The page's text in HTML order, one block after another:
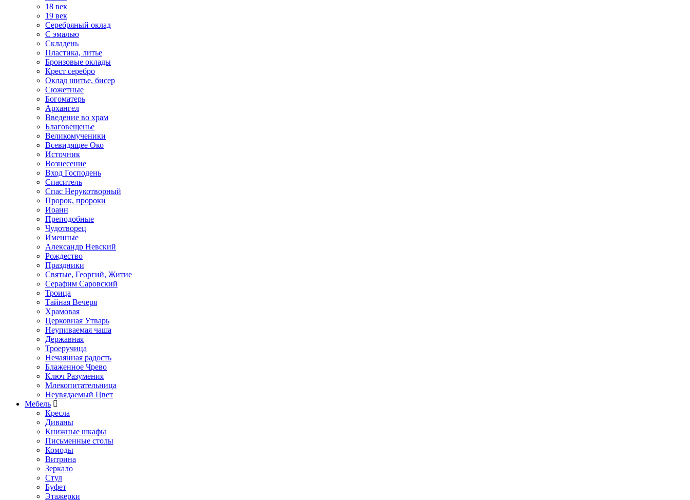
18 век
19 век
Серебряный оклад
С эмалью
Складень
Пластика, литье
Бронзовые оклады
Крест серебро
Оклад шитье, бисер
Сюжетные
Богоматерь
Архангел
Введение во храм
Благовещенье
Великомученики
Всевидящее Око
Источник
Вознесение
Вход Господень
Спаситель
Спас Нерукотворный
Пророк, пророки
Иоанн
Преподобные
Чудотворец
Именные
Александр Невский
Рождество
Праздники
Святые, Георгий, Житие
Серафим Саровский
Троица
Тайная Вечеря
Храмовая
Церковная Утварь
Неупиваемая чаша
Державная
Троеручица
Нечаянная радость
Блаженное Чрево
Ключ Разумения
Млекопитательница
Неувядаемый Цвет
Мебель
Кресла
Диваны
Книжные шкафы
Письменные столы
Комоды
Витрина
Зеркало
Стул
Буфет
Этажерки